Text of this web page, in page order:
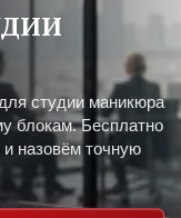
студии маникюра
блокам. Бесплатно
и назовём точную